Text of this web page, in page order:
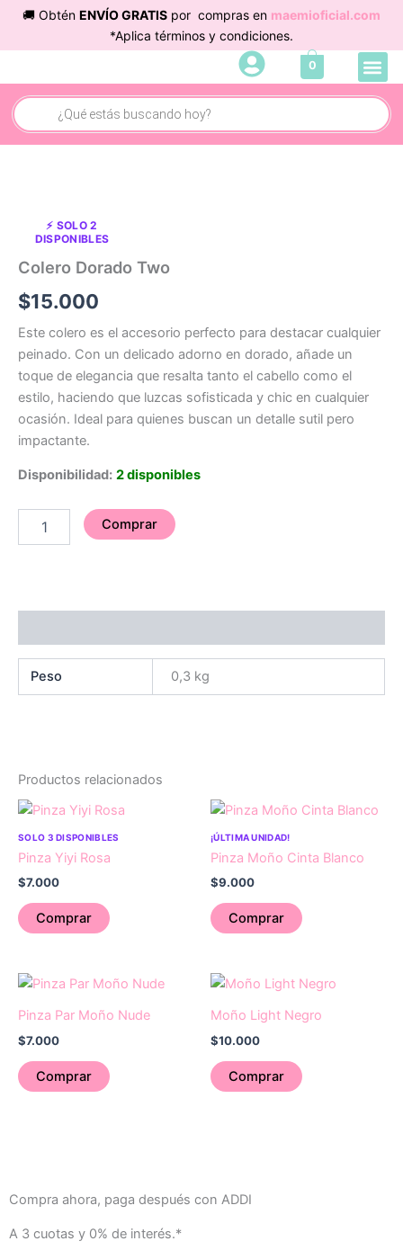
contenido
🚚 Obtén ENVÍO GRATIS por compras en maemioficial.com
*Aplica términos y condiciones.
0
Búsqueda
de
productos
⚡ SOLO 2
DISPONIBLES
Colero Dorado Two
$15.000
Este colero es el accesorio perfecto para destacar cualquier
peinado. Con un delicado adorno en dorado, añade un
toque de elegancia que resalta tanto el cabello como el
estilo, haciendo que luzcas sofisticada y chic en cualquier
ocasión. Ideal para quienes buscan un detalle sutil pero
impactante.
Disponibilidad: 2 disponibles
cantidad
Comprar
Peso 0,3 kg
Productos relacionados
SOLO 3 DISPONIBLES
Pinza Yiyi Rosa
$7.000
Comprar
¡ÚLTIMA UNIDAD!
Pinza Moño Cinta Blanco
$9.000
Comprar
Pinza Par Moño Nude
$7.000
Comprar
Moño Light Negro
$10.000
Comprar
Compra ahora, paga después con ADDI
A 3 cuotas y 0% de interés.*